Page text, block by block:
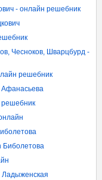
- онлайн решебник
Чесноков, Шварцбурд -
решебник
Афанасьева
решебник
Биболетова
Ладыженская